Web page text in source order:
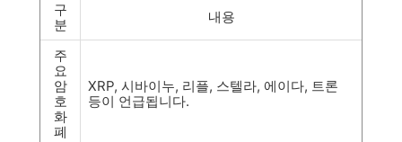
구
분
내용
주
요
암
호
화
폐
XRP, 시바이누, 리플, 스텔라, 에이다, 트론
등이 언급됩니다.